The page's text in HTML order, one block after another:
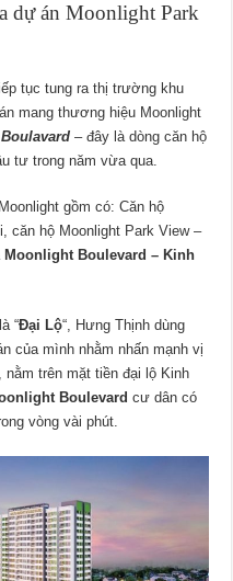
dự án Moonlight Park
tục tung ra thị trường khu
mang thương hiệu Moonlight
– đây là dòng căn hộ
tư trong năm vừa qua.
gồm có: Căn hộ
căn hộ Moonlight Park View –
Moonlight Boulevard – Kinh
“Đại Lộ“, Hưng Thịnh dùng
của mình nhằm nhấn mạnh vị
trên mặt tiền đại lộ Kinh
Boulevard cư dân có
vòng vài phút.